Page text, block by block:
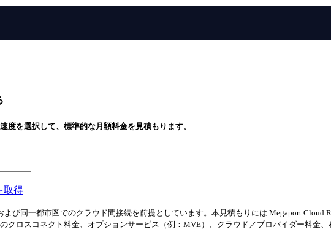
度を選択して、標準的な月額料金を見積もります。
取得
び同一都市圏でのクラウド間接続を前提としています。本見積もりには Megaport Cloud
クロスコネクト料金、オプションサービス（例：MVE）、クラウド／プロバイダー料金